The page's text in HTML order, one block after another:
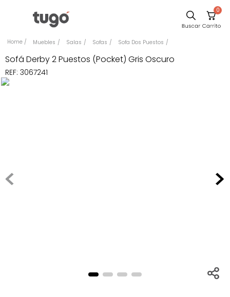
0
Muebles Salas Sofas Sofa Dos Puestos
Sofá Derby 2 Puestos (Pocket) Gris Oscuro
REF: 3067241
Comedor
Silla